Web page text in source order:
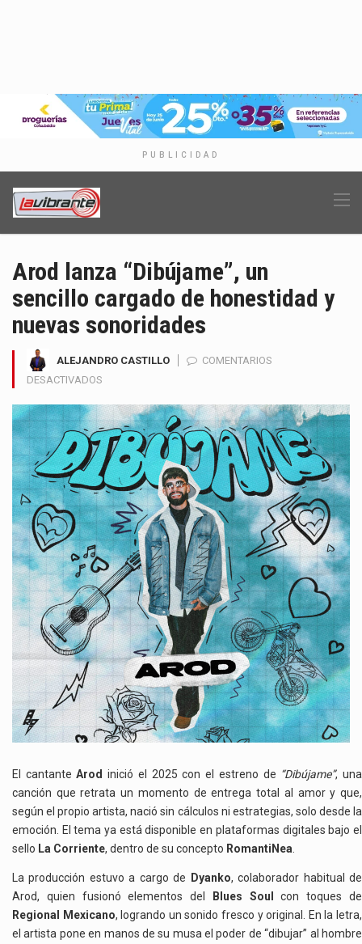
PUBLICIDAD
Arod lanza “Dibújame”, un
sencillo cargado de honestidad y
nuevas sonoridades
ALEJANDRO CASTILLO
COMENTARIOS
DESACTIVADOS
LANZA
“DIBÚJAME”,
UN
SENCILLO
CARGADO
DE
HONESTIDAD
NUEVAS
SONORIDADES
El cantanteArod inició el 2025 con el estreno de “Dibújame”, una
canción que retrata un momento de entrega total al amor y que,
según el propio artista, nació sin cálculos ni estrategias, solo desde la
emoción. El tema ya está disponible en plataformas digitales bajo el
sello La Corriente, dentro de su concepto RomantiNea.
La producción estuvo a cargo de Dyanko, colaborador habitual de
Arod, quien fusionó elementos del
Blues Soul
con toques de
Regional Mexicano, logrando un sonido fresco y original. En la letra,
el artista pone en manos de su musa el poder de “dibujar” al hombre